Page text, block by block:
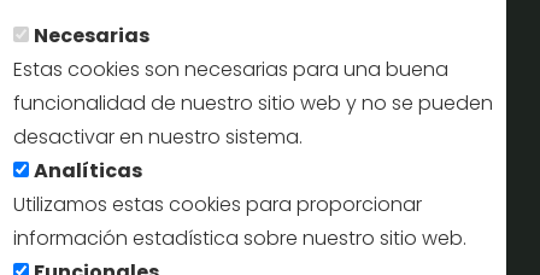
Necesarias
Estas cookies son necesarias para una buena
funcionalidad de nuestro sitio web y no se pueden
desactivar en nuestro sistema.
Analíticas
Utilizamos estas cookies para proporcionar
información estadística sobre nuestro sitio web.
Oficinas de Turismo
reservas@turismodesegovia.com
info@turismodesegovia.com
Aviso legal |